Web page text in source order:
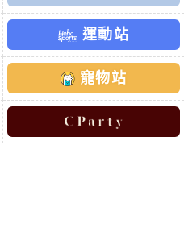
運動站
寵物站